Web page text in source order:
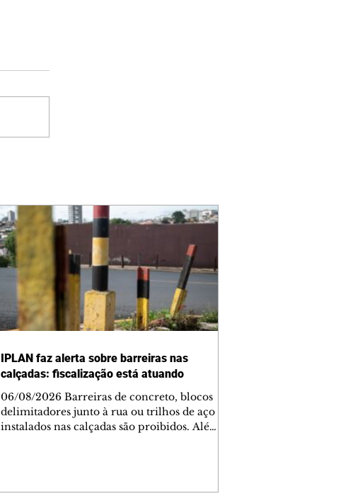
IPLAN faz alerta sobre barreiras nas
calçadas: fiscalização está atuando
06/08/2026 Barreiras de concreto, blocos
delimitadores junto à rua ou trilhos de aço
instalados nas calçadas são proibidos. Além